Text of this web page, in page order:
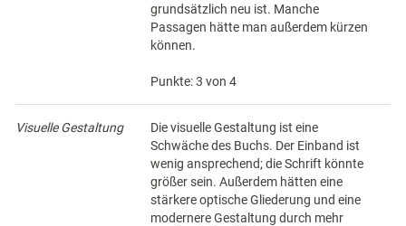
grundsätzlich neu ist. Manche
Passagen hätte man außerdem kürzen
können.
Punkte: 3 von 4
Visuelle Gestaltung
Die visuelle Gestaltung ist eine
Schwäche des Buchs. Der Einband ist
wenig ansprechend; die Schrift könnte
größer sein. Außerdem hätten eine
stärkere optische Gliederung und eine
modernere Gestaltung durch mehr